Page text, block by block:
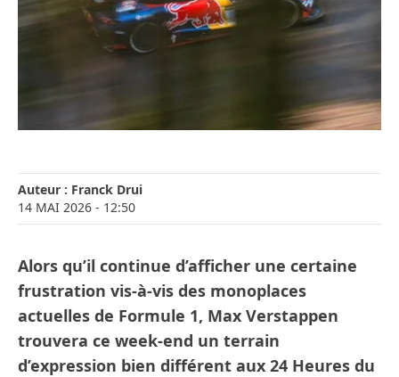
Auteur : Franck Drui
14 MAI 2026 - 12:50
Alors qu’il continue d’afficher une certaine
frustration vis-à-vis des monoplaces
actuelles de Formule 1, Max Verstappen
trouvera ce week-end un terrain
d’expression bien différent aux 24 Heures du